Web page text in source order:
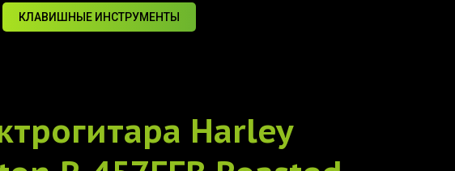
КЛАВИШНЫЕ ИНСТРУМЕНТЫ
Harley